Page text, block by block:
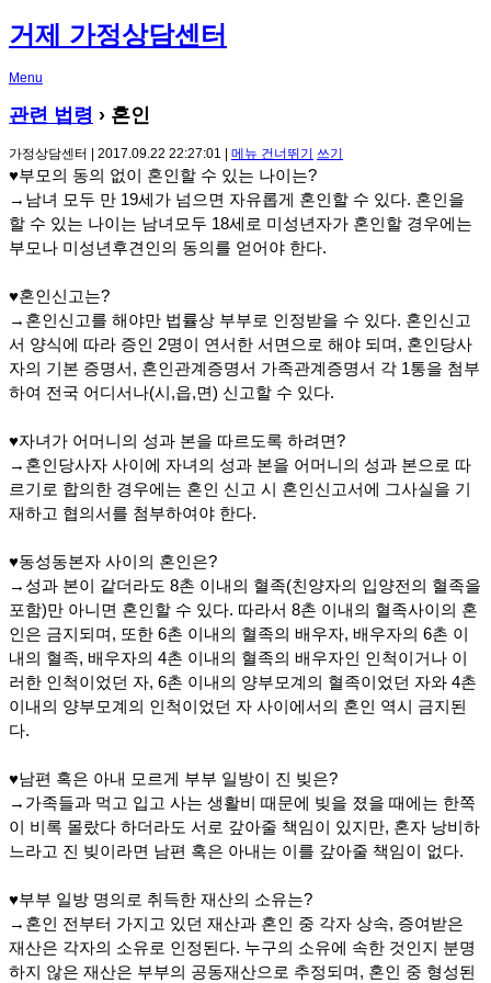
거제 가정상담센터
Menu
관련 법령 › 혼인
가정상담센터 | 2017.09.22 22:27:01 | 메뉴 건너뛰기 쓰기
♥부모의 동의 없이 혼인할 수 있는 나이는?
→남녀 모두 만 19세가 넘으면 자유롭게 혼인할 수 있다. 혼인을
할 수 있는 나이는 남녀모두 18세로 미성년자가 혼인할 경우에는
부모나 미성년후견인의 동의를 얻어야 한다.
♥혼인신고는?
→혼인신고를 해야만 법률상 부부로 인정받을 수 있다. 혼인신고
서 양식에 따라 증인 2명이 연서한 서면으로 해야 되며, 혼인당사
자의 기본 증명서, 혼인관계증명서 가족관계증명서 각 1통을 첨부
하여 전국 어디서나(시,읍,면) 신고할 수 있다.
♥자녀가 어머니의 성과 본을 따르도록 하려면?
→혼인당사자 사이에 자녀의 성과 본을 어머니의 성과 본으로 따
르기로 합의한 경우에는 혼인 신고 시 혼인신고서에 그사실을 기
재하고 협의서를 첨부하여야 한다.
♥동성동본자 사이의 혼인은?
→성과 본이 같더라도 8촌 이내의 혈족(친양자의 입양전의 혈족을
포함)만 아니면 혼인할 수 있다. 따라서 8촌 이내의 혈족사이의 혼
인은 금지되며, 또한 6촌 이내의 혈족의 배우자, 배우자의 6촌 이
내의 혈족, 배우자의 4촌 이내의 혈족의 배우자인 인척이거나 이
러한 인척이었던 자, 6촌 이내의 양부모계의 혈족이었던 자와 4촌
이내의 양부모계의 인척이었던 자 사이에서의 혼인 역시 금지된
다.
♥남편 혹은 아내 모르게 부부 일방이 진 빚은?
→가족들과 먹고 입고 사는 생활비 때문에 빚을 졌을 때에는 한쪽
이 비록 몰랐다 하더라도 서로 갚아줄 책임이 있지만, 혼자 낭비하
느라고 진 빚이라면 남편 혹은 아내는 이를 갚아줄 책임이 없다.
♥부부 일방 명의로 취득한 재산의 소유는?
→혼인 전부터 가지고 있던 재산과 혼인 중 각자 상속, 증여받은
재산은 각자의 소유로 인정된다. 누구의 소유에 속한 것인지 분명
하지 않은 재산은 부부의 공동재산으로 추정되며, 혼인 중 형성된